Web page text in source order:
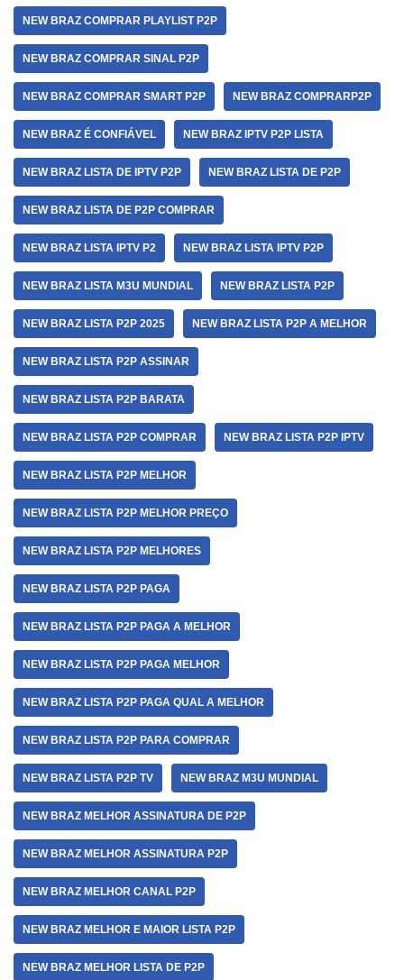
NEW BRAZ COMPRAR PLAYLIST P2P
NEW BRAZ COMPRAR SINAL P2P
NEW BRAZ COMPRAR SMART P2P NEW BRAZ COMPRARP2P
NEW BRAZ É CONFIÁVEL NEW BRAZ IPTV P2P LISTA
NEW BRAZ LISTA DE IPTV P2P NEW BRAZ LISTA DE P2P
NEW BRAZ LISTA DE P2P COMPRAR
NEW BRAZ LISTA IPTV P2 NEW BRAZ LISTA IPTV P2P
NEW BRAZ LISTA M3U MUNDIAL NEW BRAZ LISTA P2P
NEW BRAZ LISTA P2P 2025 NEW BRAZ LISTA P2P A MELHOR
NEW BRAZ LISTA P2P ASSINAR
NEW BRAZ LISTA P2P BARATA
NEW BRAZ LISTA P2P COMPRAR NEW BRAZ LISTA P2P IPTV
NEW BRAZ LISTA P2P MELHOR
NEW BRAZ LISTA P2P MELHOR PREÇO
NEW BRAZ LISTA P2P MELHORES
NEW BRAZ LISTA P2P PAGA
NEW BRAZ LISTA P2P PAGA A MELHOR
NEW BRAZ LISTA P2P PAGA MELHOR
NEW BRAZ LISTA P2P PAGA QUAL A MELHOR
NEW BRAZ LISTA P2P PARA COMPRAR
NEW BRAZ LISTA P2P TV NEW BRAZ M3U MUNDIAL
NEW BRAZ MELHOR ASSINATURA DE P2P
NEW BRAZ MELHOR ASSINATURA P2P
NEW BRAZ MELHOR CANAL P2P
NEW BRAZ MELHOR E MAIOR LISTA P2P
NEW BRAZ MELHOR LISTA DE P2P